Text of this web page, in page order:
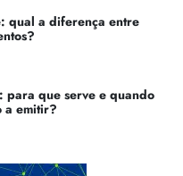
qual a diferença entre
para que serve e quando
a emitir?